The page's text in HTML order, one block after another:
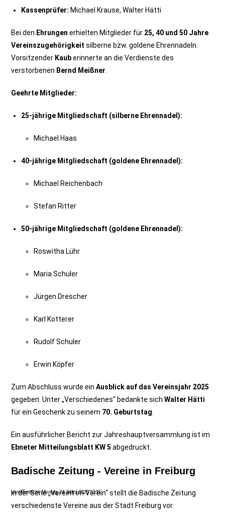
Kassenprüfer: Michael Krause, Walter Hätti
Bei den Ehrungen erhielten Mitglieder für 25, 40 und 50 Jahre
Vereinszugehörigkeit silberne bzw. goldene Ehrennadeln.
Vorsitzender Kauberinnerte an die Verdienste des
verstorbenen Bernd Meißner
Geehrte Mitglieder:
25-jährige Mitgliedschaft (silberne Ehrennadel):
Michael Haas
40-jährige Mitgliedschaft (goldene Ehrennadel):
Michael Reichenbach
Stefan Ritter
50-jährige Mitgliedschaft (goldene Ehrennadel):
Roswitha Lühr
Maria Schuler
Jürgen Drescher
Karl Kotterer
Rudolf Schuler
Erwin Köpfer
Zum Abschluss wurde einAusblick auf das Vereinsjahr 2025
gegeben. Unter „Verschiedenes“ bedankte sichWalter Hätti
für ein Geschenk zu seinem 70. Geburtstag
Ein ausführlicher Bericht zur Jahreshauptversammlung ist im
Ebneter Mitteilungsblatt KW 5 abgedruckt.
Badische Zeitung - Vereine in Freiburg
Veröffentlicht: Montag, 24. März 2025 12:35
In der Serie „Vereint im Verein“ stellt die Badische Zeitung
verschiedenste Vereine aus der Stadt Freiburg vor.